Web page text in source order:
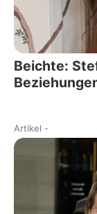
Beichte:
Artikel -